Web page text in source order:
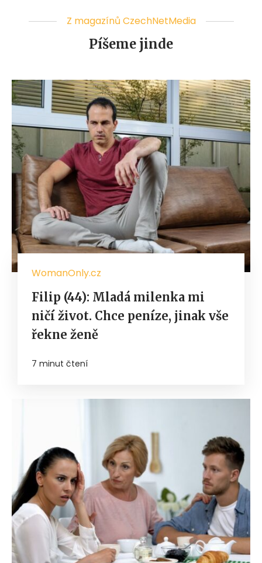
Z magazínů CzechNetMedia
Píšeme jinde
WomanOnly.cz
Filip (44): Mladá milenka mi
ničí život. Chce peníze, jinak vše
řekne ženě
7 minut čtení